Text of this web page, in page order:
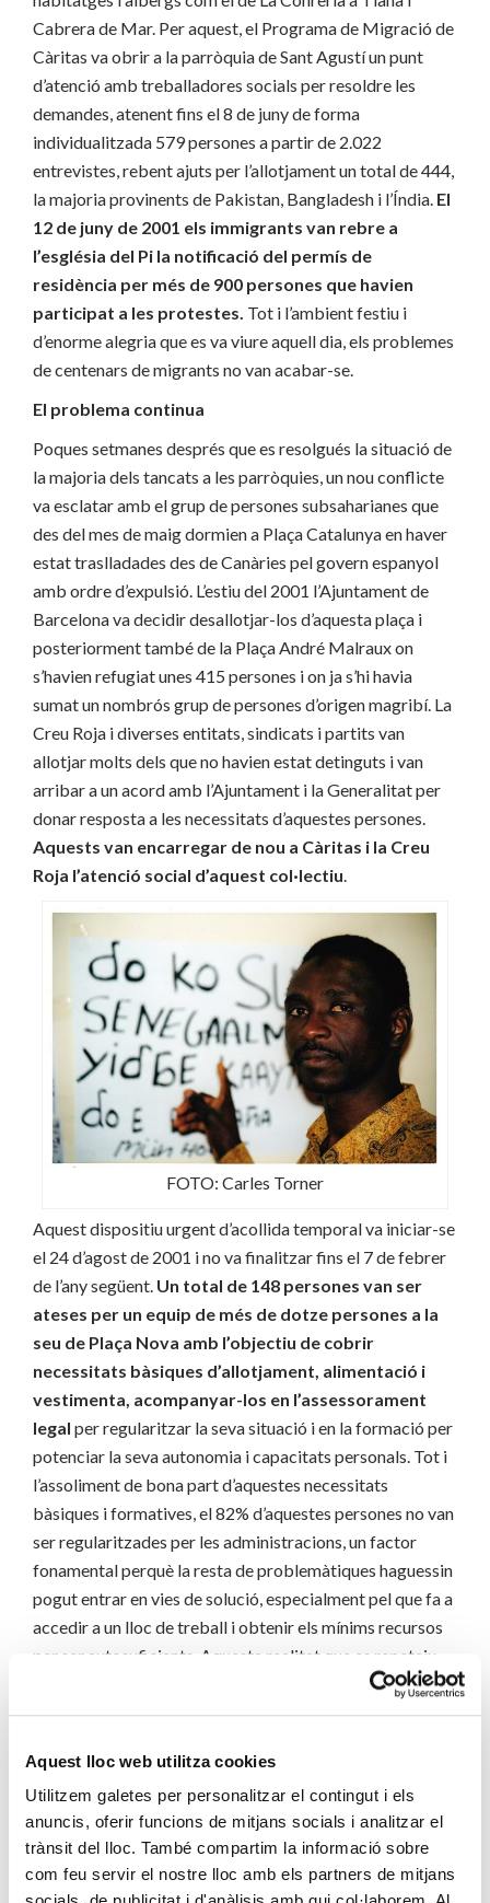
Aquest lloc web utilitza cookies
Utilitzem galetes per personalitzar el contingut i els
anuncis, oferir funcions de mitjans socials i analitzar el
trànsit del lloc. També compartim la informació sobre
com feu servir el nostre lloc amb els partners de mitjans
Cabrera de Mar. Per aquest, el Programa de Migració de
Càritas va obrir a la parròquia de Sant Agustí un punt
d’atenció amb treballadores socials per resoldre les
demandes, atenent fins el 8 de juny de forma
individualitzada 579 persones a partir de 2.022
entrevistes, rebent ajuts per l’allotjament un total de 444,
la majoria provinents de Pakistan, Bangladesh i l’Índia. El
12 de juny de 2001 els immigrants van rebre a
l’església del Pi la notificació del permís de
residència per més de 900 persones que havien
participat a les protestes. Tot i l’ambient festiu i
d’enorme alegria que es va viure aquell dia, els problemes
de centenars de migrants no van acabar-se.
El problema continua
Poques setmanes després que es resolgués la situació de
la majoria dels tancats a les parròquies, un nou conflicte
va esclatar amb el grup de persones subsaharianes que
des del mes de maig dormien a Plaça Catalunya en haver
estat traslladades des de Canàries pel govern espanyol
amb ordre d’expulsió. L’estiu del 2001 l’Ajuntament de
Barcelona va decidir desallotjar-los d’aquesta plaça i
posteriorment també de la Plaça André Malraux on
s’havien refugiat unes 415 persones i on ja s’hi havia
sumat un nombrós grup de persones d’origen magribí. La
Creu Roja i diverses entitats, sindicats i partits van
allotjar molts dels que no havien estat detinguts i van
arribar a un acord amb l’Ajuntament i la Generalitat per
donar resposta a les necessitats d’aquestes persones.
Aquests van encarregar de nou a Càritas i la Creu
Roja l’atenció social d’aquest col·lectiu
FOTO: Carles Torner
Aquest dispositiu urgent d’acollida temporal va iniciar-se
el 24 d’agost de 2001 i no va finalitzar fins el 7 de febrer
de l’any següent. Un total de 148 persones van ser
ateses per un equip de més de dotze persones a la
seu de Plaça Nova amb l’objectiu de cobrir
necessitats bàsiques d’allotjament, alimentació i
vestimenta, acompanyar-los en l’assessorament
legal per regularitzar la seva situació i en la formació per
potenciar la seva autonomia i capacitats personals. Tot i
l’assoliment de bona part d’aquestes necessitats
bàsiques i formatives, el 82% d’aquestes persones no van
ser regularitzades per les administracions, un factor
fonamental perquè la resta de problemàtiques haguessin
pogut entrar en vies de solució, especialment pel que fa a
accedir a un lloc de treball i obtenir els mínims recursos
per ser autosuficients. Aquesta realitat que es repeteix
cíclicament xoca frontalment amb les possibilitats de
molts projectes d’atenció i especialment amb la
persones han arribat durant dècades al nostre país en el
seu objectiu de millorar personalment les seves vides o
ajudar les seves famílies al país d’origen.